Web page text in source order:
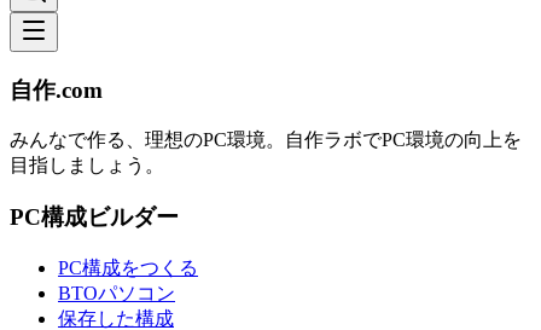
自作.com
みんなで作る、理想のPC環境。 自作ラボでPC環境の向上を
目指しましょう。
PC構成ビルダー
PC構成をつくる
BTOパソコン
保存した構成